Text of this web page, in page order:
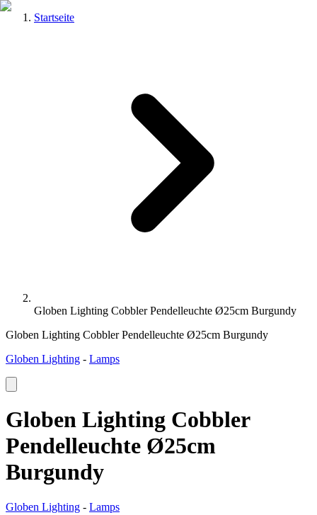
Startseite
Globen Lighting Cobbler Pendelleuchte Ø25cm Burgundy
Globen Lighting Cobbler Pendelleuchte Ø25cm Burgundy
Globen Lighting - Lamps
Globen Lighting Cobbler
Pendelleuchte Ø25cm
Burgundy
Globen Lighting - Lamps